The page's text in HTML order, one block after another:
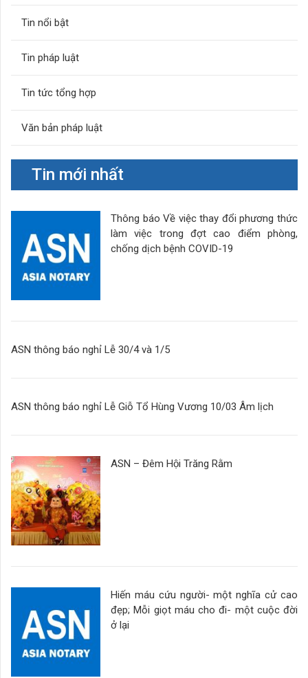
Tin nổi bật
Tin pháp luật
Tin tức tổng hợp
Văn bản pháp luật
Tin mới nhất
Thông báo Về việc thay đổi phương thức
làm việc trong đợt cao điểm phòng,
chống dịch bệnh COVID-19
ASN thông báo nghỉ Lễ 30/4 và 1/5
ASN thông báo nghỉ Lễ Giỗ Tổ Hùng Vương 10/03 Âm lịch
ASN – Đêm Hội Trăng Rằm
Hiến máu cứu người- một nghĩa cử cao
đẹp; Mỗi giọt máu cho đi- một cuộc đời
ở lại